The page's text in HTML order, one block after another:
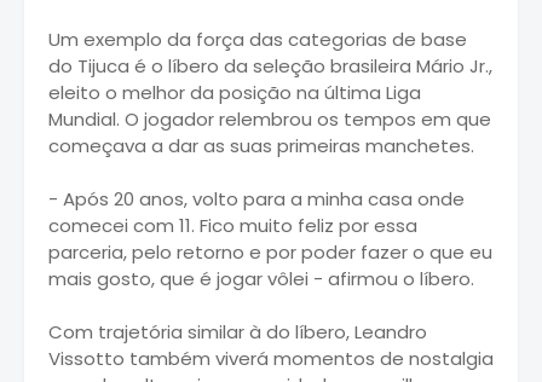
Um exemplo da força das categorias de base
do Tijuca é o líbero da seleção brasileira Mário Jr.,
eleito o melhor da posição na última Liga
Mundial. O jogador relembrou os tempos em que
começava a dar as suas primeiras manchetes.
- Após 20 anos, volto para a minha casa onde
comecei com 11. Fico muito feliz por essa
parceria, pelo retorno e por poder fazer o que eu
mais gosto, que é jogar vôlei - afirmou o líbero.
Com trajetória similar à do líbero, Leandro
Vissotto também viverá momentos de nostalgia